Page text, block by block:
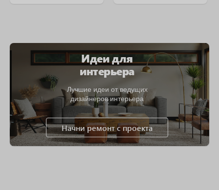
Идеи для
интерьера
Лучшие идеи от ведущих
дизайнеров интерьера
Начни ремонт с проекта